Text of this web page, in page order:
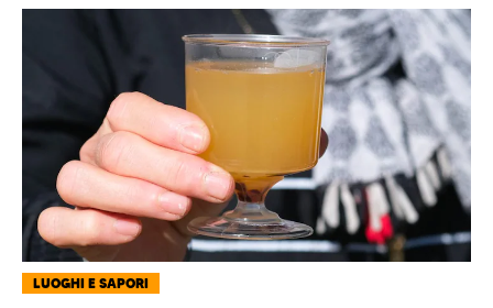
LUOGHI E SAPORI